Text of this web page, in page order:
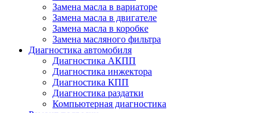
Замена масла в вариаторе
Замена масла в двигателе
Замена масла в коробке
Замена масляного фильтра
Диагностика автомобиля
Диагностика АКПП
Диагностика инжектора
Диагностика КПП
Диагностика раздатки
Компьютерная диагностика